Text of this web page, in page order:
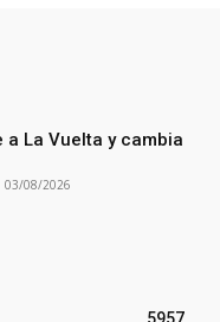
a La Vuelta y cambia
03/08/2026
5957